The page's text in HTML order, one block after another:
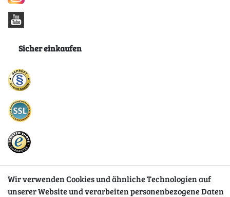
Sicher einkaufen
Impressum Daten­schutz­erklärung AGB
Wir verwenden Cookies und ähnliche Technologien auf
unserer Website und verarbeiten personenbezogene Daten